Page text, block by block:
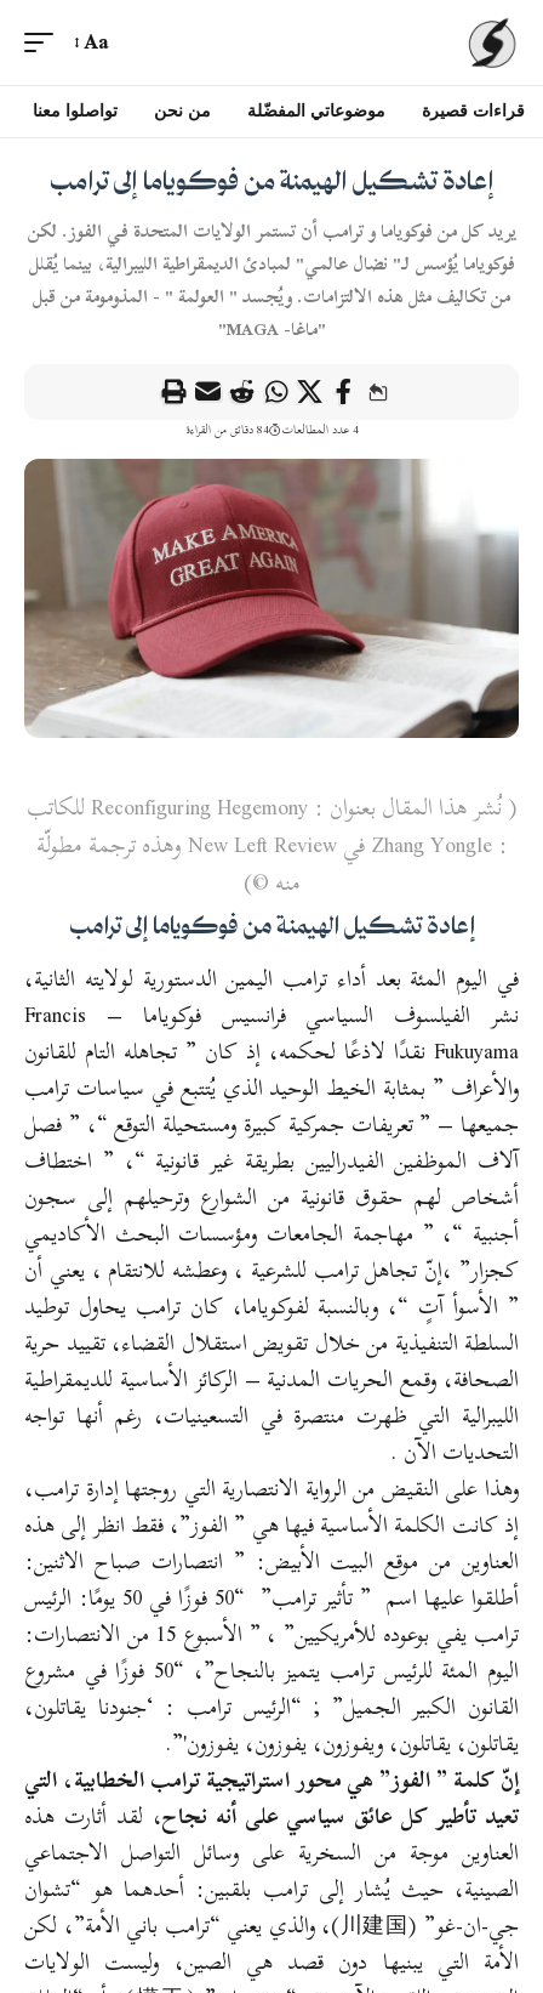
Aa
قراءات قصيرة موضوعاتي المفضّلة من نحن تواصلوا معنا
إعادة تشكيل الهيمنة من فوكوياما إلى ترامب
يريد كل من فوكوياما و ترامب أن تستمر الولايات المتحدة في الفوز. لكن
فوكوياما يُؤسس لـ" نضال عالمي" لمبادئ الديمقراطية الليبرالية، بينما يُقلل
من تكاليف مثل هذه الالتزامات. ويُجسد " العولمة " - المذومومة من قبل
"ماغا- MAGA"
4 عدد المطالعات 84 دقائق من القراءة
( نُشر هذا المقال بعنوان :
Reconfiguring Hegemony للكاتب
: Zhang Yongle في New Left Review وهذه ترجمة مطولّة
منه ©)
إعادة تشكيل الهيمنة من فوكوياما إلى ترامب
في اليوم المئة بعد أداء ترامب اليمين الدستورية لولايته الثانية،
نشر الفيلسوف السياسي فرانسيس فوكوياما – Francis
Fukuyama نقدًا لاذعًا لحكمه، إذ كان ” تجاهله التام للقانون
والأعراف ” بمثابة الخيط الوحيد الذي يُتتبع في سياسات ترامب
جميعها – ” تعريفات جمركية كبيرة ومستحيلة التوقع “، ” فصل
آلاف الموظفين الفيدراليين بطريقة غير قانونية “، ” اختطاف
أشخاص لهم حقوق قانونية من الشوارع وترحيلهم إلى سجون
أجنبية “، ” مهاجمة الجامعات ومؤسسات البحث الأكاديمي
كجزار” ،إنّ تجاهل ترامب للشرعية ، وعطشه للانتقام ، يعني أن
” الأسوأ آتٍ “، وبالنسبة لفوكوياما، كان ترامب يحاول توطيد
السلطة التنفيذية من خلال تقويض استقلال القضاء، تقييد حرية
الصحافة، وقمع الحريات المدنية – الركائز الأساسية للديمقراطية
الليبرالية التي ظهرت منتصرة في التسعينيات، رغم أنها تواجه
التحديات الآن .
وهذا على النقيض من الرواية الانتصارية التي روجتها إدارة ترامب،
إذ كانت الكلمة الأساسية فيها هي ” الفوز”، فقط انظر إلى هذه
العناوين من موقع البيت الأبيض: ” انتصارات صباح الاثنين:
أطلقوا عليها اسم ” تأثير ترامب” “50 فوزًا في 50 يومًا: الرئيس
ترامب يفي بوعوده للأمريكيين” ، ” الأسبوع 15 من الانتصارات:
اليوم المئة للرئيس ترامب يتميز بالنجاح”، “50 فوزًا في مشروع
القانون الكبير الجميل” ; “الرئيس ترامب : ‘جنودنا يقاتلون،
يقاتلون، يقاتلون، ويفوزون، يفوزون، يفوزون'”.
إنّ كلمة ” الفوز” هي محور استراتيجية ترامب الخطابية، التي
تعيد تأطير كل عائق سياسي على أنه نجاح، لقد أثارت هذه
العناوين موجة من السخرية على وسائل التواصل الاجتماعي
الصينية، حيث يُشار إلى ترامب بلقبين: أحدهما هو “تشوان
جي-ان-غو” (川建国)، والذي يعني “ترامب باني الأمة”، لكن
الأمة التي يبنيها دون قصد هي الصين، وليست الولايات